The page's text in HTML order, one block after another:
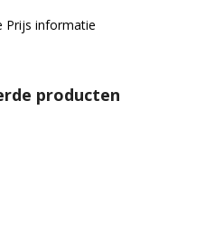
Prijs informatie
producten